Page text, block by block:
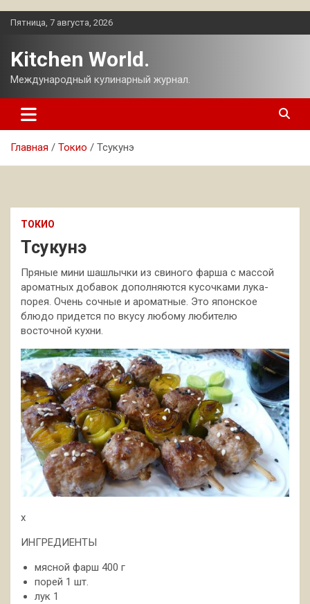
Перейти
Пятница, 7 августа, 2026
Kitchen World.
Международный кулинарный журнал.
Главная Токио Тсукунэ
ТОКИО
Тсукунэ
Пряные мини шашлычки из свиного фарша с массой
ароматных добавок дополняются кусочками лука-
порея. Очень сочные и ароматные. Это японское
блюдо придется по вкусу любому любителю
восточной кухни.
x
ИНГРЕДИЕНТЫ
мясной фарш 400 г
порей 1 шт.
лук 1